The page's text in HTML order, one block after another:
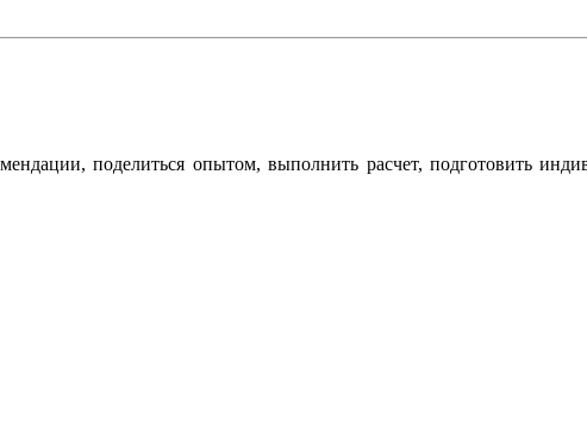
поделиться опытом, выполнить расчет, подготовить